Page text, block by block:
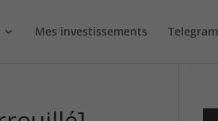
Mes investissements Telegram